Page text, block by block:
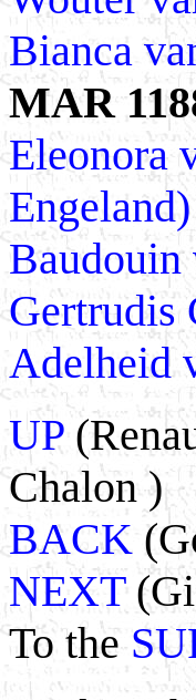
Bianca
MAR
Eleonora
Engeland)
Gertrudis
Adelheid
UP
Chalon )
BACK
NEXT
To the